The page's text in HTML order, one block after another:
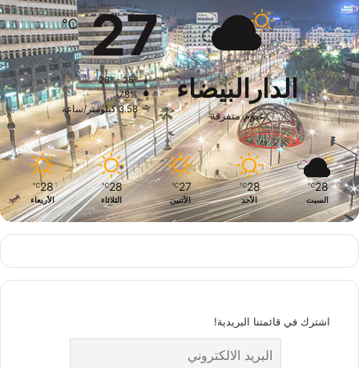
الدارالبيضاء
غيوم متفرقة
27
℃
28º - 25º
78%
3.58 كيلومتر/ساعة
28
℃
السبت
28
℃
الأحد
27
℃
الأثنين
28
℃
الثلاثاء
28
℃
الأربعاء
اشترك في قائمتنا البريدية!